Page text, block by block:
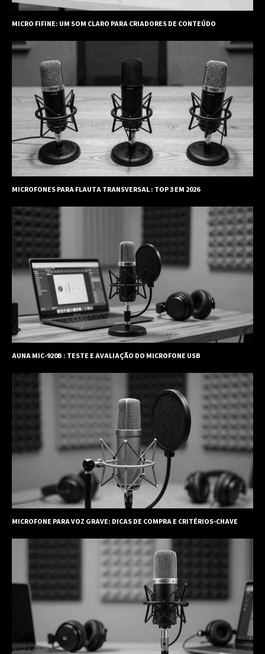
MICRO FIFINE: UM SOM CLARO PARA CRIADORES DE CONTEÚDO
MICROFONES PARA FLAUTA TRANSVERSAL : TOP 3 EM 2026
AUNA MIC-920B : TESTE E AVALIAÇÃO DO MICROFONE USB
MICROFONE PARA VOZ GRAVE: DICAS DE COMPRA E CRITÉRIOS-CHAVE